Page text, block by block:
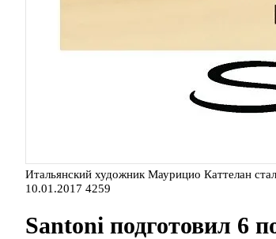
Итальянский художник Маурицио Каттелан
10.01.2017 4259
Santoni подготовил 6